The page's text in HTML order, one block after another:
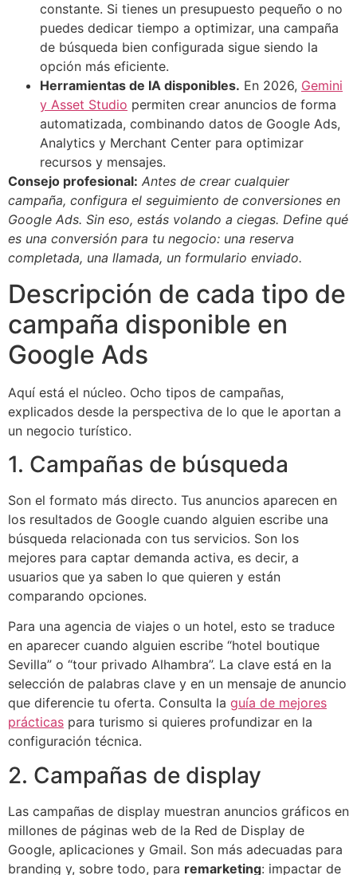
constante. Si tienes un presupuesto pequeño o no
puedes dedicar tiempo a optimizar, una campaña
de búsqueda bien configurada sigue siendo la
opción más eficiente.
Herramientas de IA disponibles. En 2026, Gemini
y Asset Studio permiten crear anuncios de forma
automatizada, combinando datos de Google Ads,
Analytics y Merchant Center para optimizar
recursos y mensajes.
Consejo profesional: Antes de crear cualquier
campaña, configura el seguimiento de conversiones en
Google Ads. Sin eso, estás volando a ciegas. Define qué
es una conversión para tu negocio: una reserva
completada, una llamada, un formulario enviado.
Descripción de cada tipo de
campaña disponible en
Google Ads
Aquí está el núcleo. Ocho tipos de campañas,
explicados desde la perspectiva de lo que le aportan a
un negocio turístico.
1. Campañas de búsqueda
Son el formato más directo. Tus anuncios aparecen en
los resultados de Google cuando alguien escribe una
búsqueda relacionada con tus servicios. Son los
mejores para captar demanda activa, es decir, a
usuarios que ya saben lo que quieren y están
comparando opciones.
Para una agencia de viajes o un hotel, esto se traduce
en aparecer cuando alguien escribe “hotel boutique
Sevilla” o “tour privado Alhambra”. La clave está en la
selección de palabras clave y en un mensaje de anuncio
que diferencie tu oferta. Consulta la guía de mejores
prácticas para turismo si quieres profundizar en la
configuración técnica.
2. Campañas de display
Las campañas de display muestran anuncios gráficos en
millones de páginas web de la Red de Display de
Google, aplicaciones y Gmail. Son más adecuadas para
branding y, sobre todo, para remarketing: impactar de